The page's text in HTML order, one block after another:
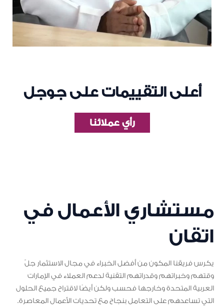
أعلى التقييمات على جوجل
رأي عملائنا
مستشاري الأعمال في
اتقان
يكرس فريقنا المكون من أفضل الخبراء في مجال الاستثمار جلّ
وقتهم وخبراتهم وقدراتهم التقنية لدعم العملاء في الإمارات
العربية المتحدة وخارجها فحسب ولكن أيضًا لاقتراح جميع الحلول
التي تساعدهم على التعامل بنجاح مع تحديات الأعمال المعاصرة.